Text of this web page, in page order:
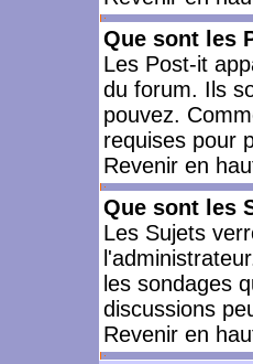
Que sont les
Les Post-it
du forum. Ils
pouvez.
requises pour
Revenir en
Que sont les
Les Sujets
les sondages
discussions
Revenir en